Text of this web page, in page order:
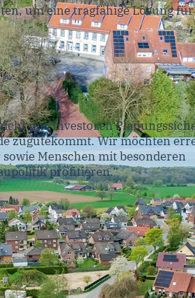
um eine tragfähige Lösung
nur Investoren
zugutekommt. Wir möchten
Menschen mit besonderen
profitieren.“